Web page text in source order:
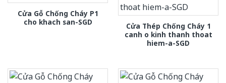
Cửa Gỗ Chống Cháy P1
cho khach san-SGD
Cửa Thép Chống Cháy 1
canh o kinh thanh thoat
hiem-a-SGD